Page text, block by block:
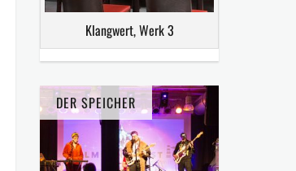
Klangwert, Werk 3
DER SPEICHER